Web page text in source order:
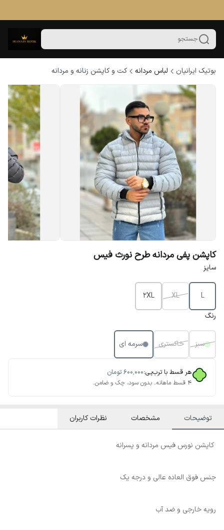
جستجو
بوتیک ایرانیان لباس مردانه کت و کاپشن زنانه و مردانه
کاپشن پفی مردانه طرح نورث فیس
سایز
L
XL
2XL
رنگ
سبز خاکستری سرمه ای
هر قسط با ترب‌پی:۶۰۰٬۰۰۰ تومان
۴ قسط ماهانه. بدون سود، چک و ضامن.
توضیحات مشخصات نظرات کاربران
کاپشن نورس فیس مردانه و پسرانه
جنس فوق العاده عالی و درجه یک
رویه خارجی و ضد آب